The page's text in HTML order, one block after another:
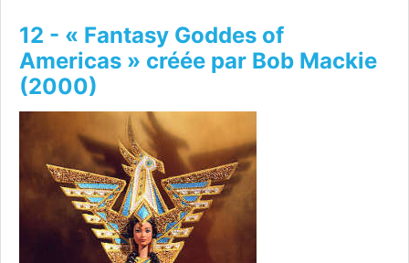
12 - « Fantasy Goddes of
Americas » créée par Bob Mackie
(2000)